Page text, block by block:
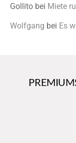
Gollito bei Miete
Wolfgang bei Es